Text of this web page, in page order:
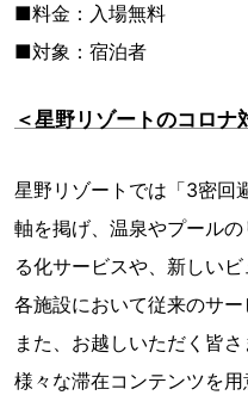
■料金：入場無料
■対象：宿泊者
＜星野リゾートのコロナ
星野リゾートでは「3密回
軸を掲げ、温泉やプール
る化サービスや、新しい
各施設において従来のサー
また、お越しいただく皆
様々な滞在コンテンツを用